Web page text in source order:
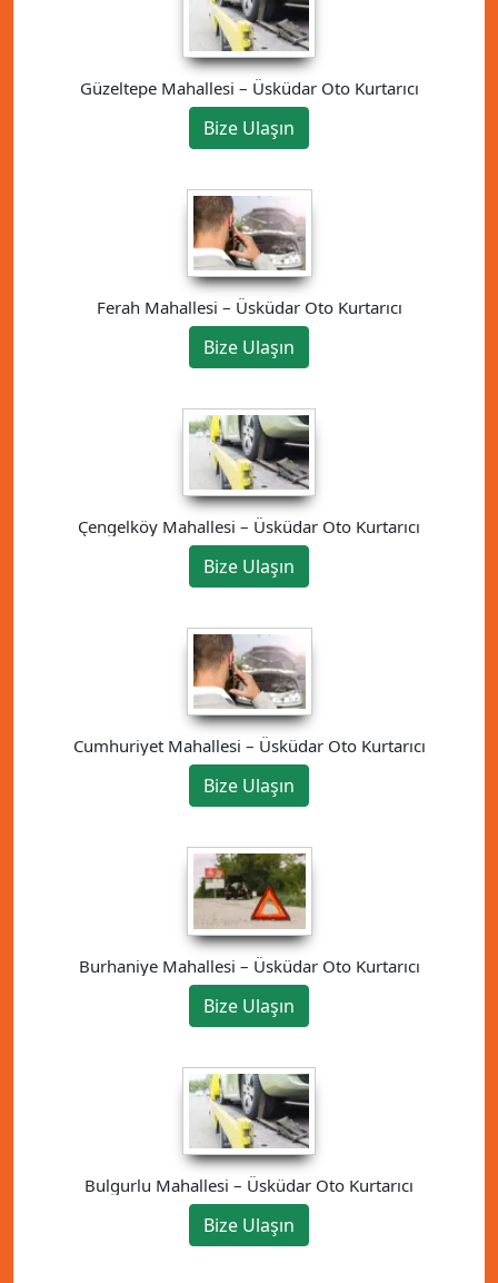
Güzeltepe Mahallesi – Üsküdar Oto Kurtarıcı
Bize Ulaşın
Ferah Mahallesi – Üsküdar Oto Kurtarıcı
Bize Ulaşın
Çengelköy Mahallesi – Üsküdar Oto Kurtarıcı
Bize Ulaşın
Cumhuriyet Mahallesi – Üsküdar Oto Kurtarıcı
Bize Ulaşın
Burhaniye Mahallesi – Üsküdar Oto Kurtarıcı
Bize Ulaşın
Bulgurlu Mahallesi – Üsküdar Oto Kurtarıcı
Bize Ulaşın